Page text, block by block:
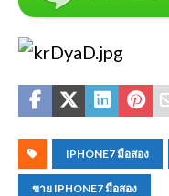
IPHONE7 มือสอง
ขาย IPHONE7 มือสอง